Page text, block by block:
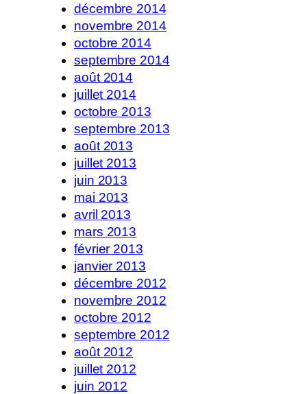
décembre 2014
novembre 2014
octobre 2014
septembre 2014
août 2014
juillet 2014
octobre 2013
septembre 2013
août 2013
juillet 2013
juin 2013
mai 2013
avril 2013
mars 2013
février 2013
janvier 2013
décembre 2012
novembre 2012
octobre 2012
septembre 2012
août 2012
juillet 2012
juin 2012